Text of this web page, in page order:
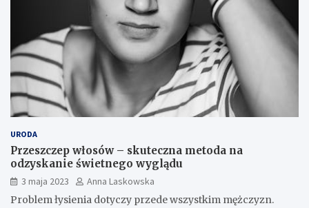
URODA
Przeszczep włosów – skuteczna metoda na
odzyskanie świetnego wyglądu
3 maja 2023
Anna Laskowska
Problem łysienia dotyczy przede wszystkim mężczyzn.